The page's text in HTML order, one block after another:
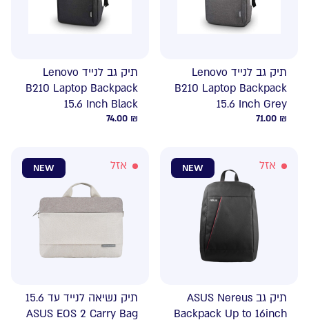
תיק גב לנייד Lenovo
B210 Laptop Backpack
15.6 Inch Grey
71.00 ₪
תיק גב לנייד Lenovo
B210 Laptop Backpack
15.6 Inch Black
74.00 ₪
NEW אזל
תיק גב ASUS Nereus
Backpack Up to 16inch
NEW אזל
תיק נשיאה לנייד עד 15.6
ASUS EOS 2 Carry Bag